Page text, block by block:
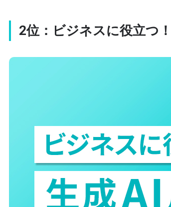
2位：ビジネスに役立つ